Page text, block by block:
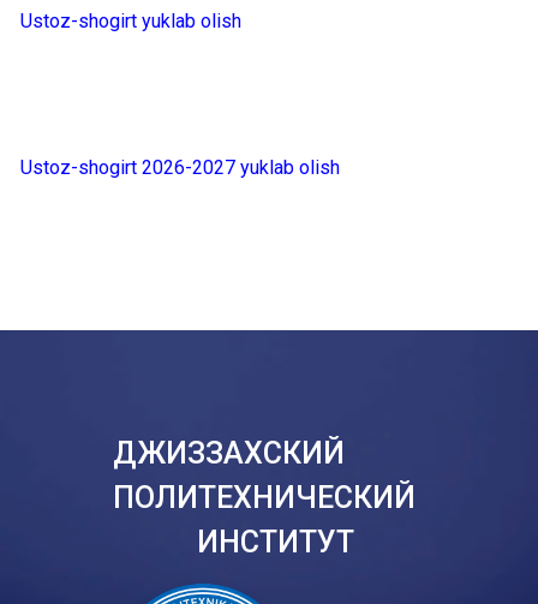
Ustoz-shogirt yuklab olish
Ustoz-shogirt 2026-2027 yuklab olish
ДЖИЗЗАХСКИЙ
ПОЛИТЕХНИЧЕСКИЙ
ИНСТИТУТ